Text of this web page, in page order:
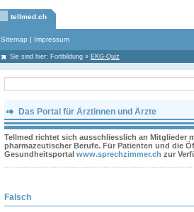
tellmed.ch
Sitemap | Impressum
Sie sind hier: Fortbildung » EKG-Quiz
Das Portal für Ärztinnen und Ärzte
Tellmed richtet sich ausschliesslich an Mitglieder
pharmazeutischer Berufe. Für Patienten und die
Gesundheitsportal www.sprechzimmer.ch zur
Falsch